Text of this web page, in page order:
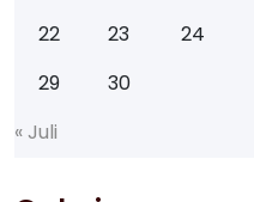
22
23 24
29
30
«Juli